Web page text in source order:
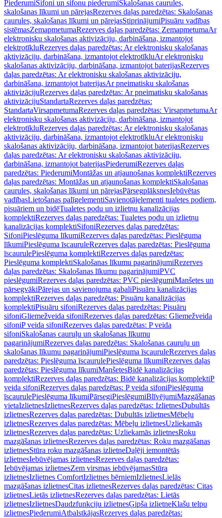
PiederumiSifoni un sifonu piederumiSkalošanas caurules,
skalošanas līkumi un pārejasRezerves daļas paredzētas: Skalošanas
caurules, skalošanas līkumi un pārejasStiprinājumiPisuāru vadības
sistēmasZemapmetumaRezerves daļas paredzētas: ZemapmetumaAr
elektronisku skalošanas aktivizāciju, darbināšana, izmantojot
elektrotīkluRezerves daļas paredzētas: Ar elektronisku skalošanas
aktivizāciju, darbināšana, izmantojot elektrotīkluAr elektronisku
skalošanas aktivizāciju, darbināšana, izmantojot baterijasRezerves
daļas paredzētas: Ar elektronisku skalošanas aktivizāciju,
darbināšana, izmantojot baterijasAr pneimatisku skalošanas
aktivizācijuRezerves daļas paredzētas: Ar pneimatisku skalošanas
aktivizācijuStandartaRezerves daļas paredzētas:
StandartaVirsapmetumaRezerves daļas paredzētas: VirsapmetumaAr
elektronisku skalošanas aktivizāciju, darbināšana, izmantojot
elektrotīkluRezerves daļas paredzētas: Ar elektronisku skalošanas
aktivizāciju, darbināšana, izmantojot elektrotīkluAr elektronisku
skalošanas aktivizāciju, darbināšana, izmantojot baterijasRezerves
daļas paredzētas: Ar elektronisku skalošanas aktivizāciju,
darbināšana, izmantojot baterijasPiederumiRezerves daļas
paredzētas: PiederumiMontāžas un atjaunošanas komplektiRezerves
daļas paredzētas: Montāžas un atjaunošanas komplektiSkalošanas
caurules, skalošanas līkumi un pārejasPārsegplāksnesIebūvētas
vadībasLietošanas palīgelementiSavienotājelementi tualetes podiem,
pisuāriem un bidēTualetes podu un izlietņu kanalizācijas
komplektiRezerves daļas paredzētas: Tualetes podu un izlietņu
kanalizācijas komplektiSifoniRezerves daļas paredzētas:
SifoniPieslēguma līkumiRezerves daļas paredzētas: Pieslēguma
līkumiPieslēguma īscauruleRezerves daļas paredzētas: Pieslēguma
īscaurulePieslēguma komplektiRezerves daļas paredzētas:
Pieslēguma komplektiSkalošanas līkumu pagarinājumiRezerves
daļas paredzētas: Skalošanas līkumu pagarinājumiPVC
pieslēgumiRezerves daļas paredzētas: PVC pieslēgumiManšetes un
pārsegvākiPārejas un savienojuma gabaliPisuāru kanalizācijas
komplektiRezerves daļas paredzētas: Pisuāru kanalizācijas
komplektiPisuāru sifoniRezerves daļas paredzētas: Pisuāru
sifoniGliemežveida sifoniRezerves daļas paredzētas: Gliemežveida
sifoniP veida sifoniRezerves daļas paredzētas: P veida
sifoniSkalošanas cauruļu un skalošanas līkumu
pagarinājumiRezerves daļas paredzētas: Skalošanas cauruļu un
skalošanas līkumu pagarinājumiPieslēguma īscauruleRezerves daļas
paredzētas: Pieslēguma īscaurulePieslēguma līkumiRezerves daļas
paredzētas: Pieslēguma līkumiManšetesBidē kanalizācijas
komplektiRezerves daļas paredzētas: Bidē kanalizācijas komplektiP
veida sifoniRezerves daļas paredzētas: P veida sifoniPieslēguma
īscaurulePieslēguma līkumiPārsegiPieslēgumiBlīvējumiMazgāšanas
vietaIzlietnesIzlietnesRezerves daļas paredzētas: IzlietnesDubultās
izlietnesRezerves daļas paredzētas: Dubultās izlietnesMēbeļu
izlietnesRezerves daļas paredzētas: Mēbeļu izlietnesUzliekamās
izlietnesRezerves daļas paredzētas: Uzliekamās izlietnesRoku
mazgāšanas izlietnesRezerves daļas paredzētas: Roku mazgāšanas
izlietnesStūra roku mazgāšanas izlietneDaļēji iemontētās
izlietnesIebūvējamas izlietnesRezerves daļas paredzētas:
Iebūvējamas izlietnesZem virsmas iebūvējamasStūra
izlietnesIzlietnes ComfortIzlietnes bērniemIzlietnesLielās
mazgāšanas izlietnesCitas izlietnesRezerves daļas paredzētas: Citas
izlietnesLietās izlietnesRezerves daļas paredzētas: Lietās
izlietnesIzlietnesDaudzfunkciju izlietnesĢipša izlietneKlašu telpu
izlietnesPiederumiAtbalstkājasRezerves daļas paredzētas: